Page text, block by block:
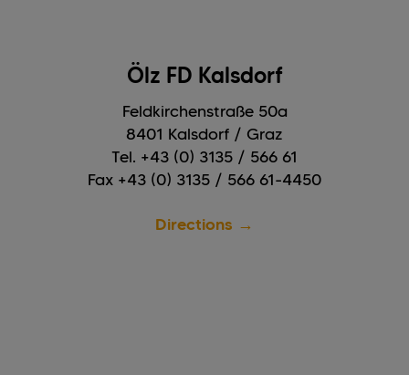
Ölz FD Kalsdorf
Feldkirchenstraße 50a
8401 Kalsdorf / Graz
Tel. +43 (0) 3135 / 566 61
Fax +43 (0) 3135 / 566 61-4450
Directions →